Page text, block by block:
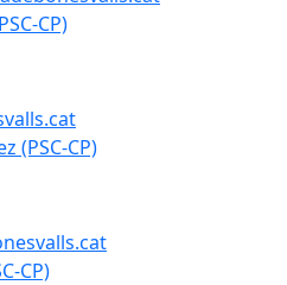
CP)
CP)
(PSC-CP)
(PSC-CP)
CP)
CP)